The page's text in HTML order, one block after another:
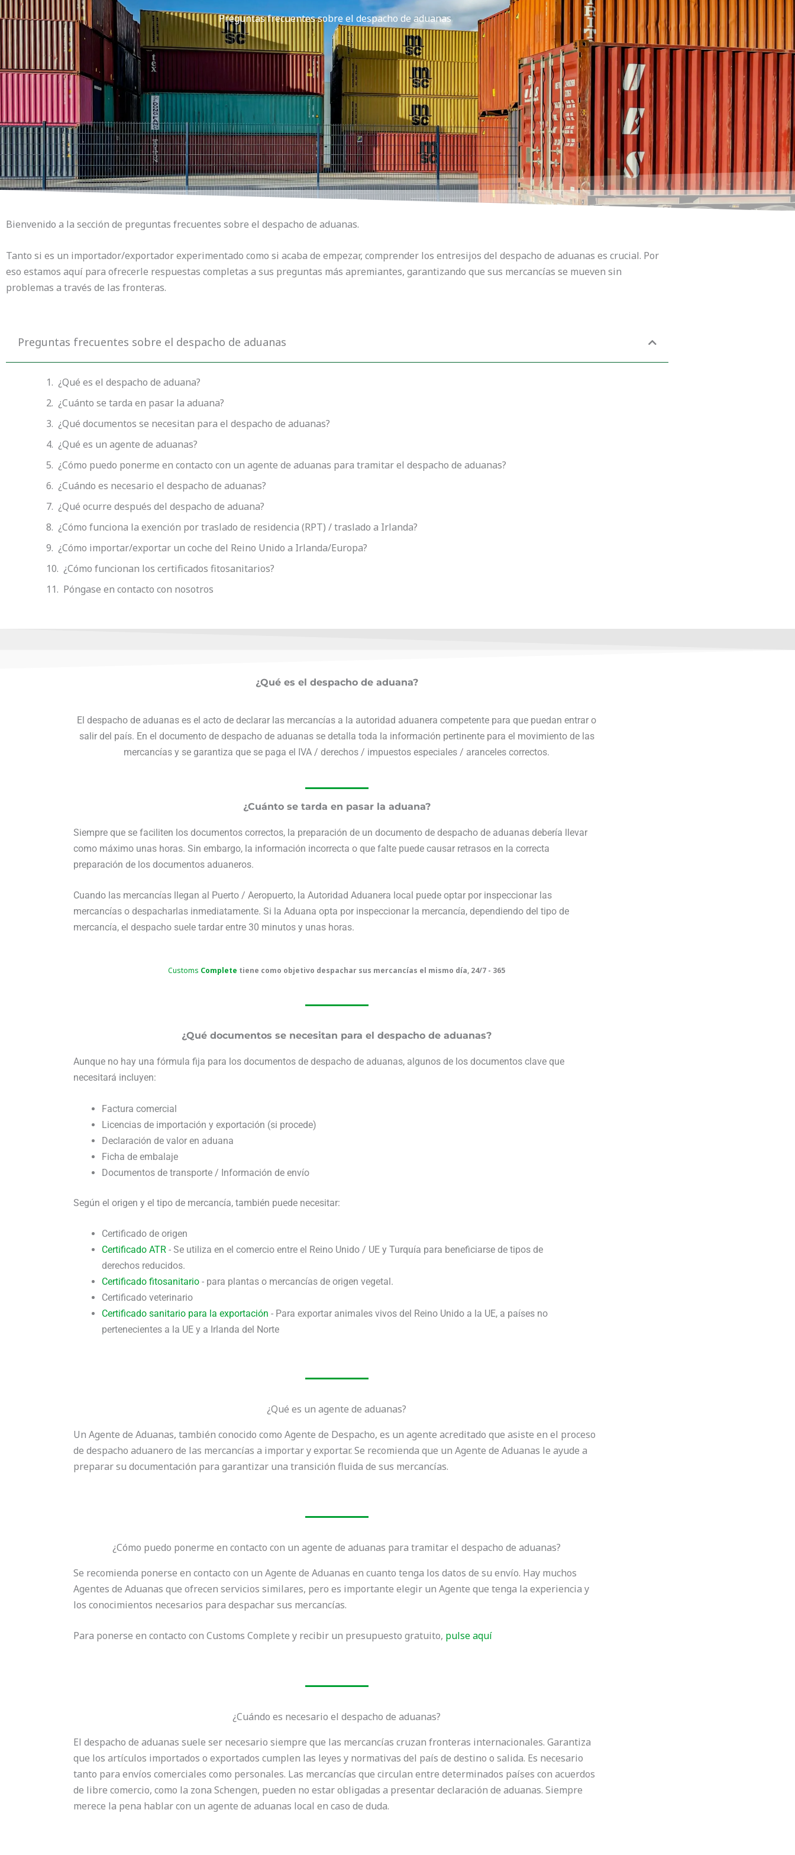
Preguntas frecuentes sobre el despacho de aduanas
Bienvenido a la sección de preguntas frecuentes sobre el despacho de aduanas.
Tanto si es un importador/exportador experimentado como si acaba de empezar, comprender los entresijos del despacho de aduanas es crucial. Por
eso estamos aquí para ofrecerle respuestas completas a sus preguntas más apremiantes, garantizando que sus mercancías se mueven sin
problemas a través de las fronteras.
Preguntas frecuentes sobre el despacho de aduanas
¿Qué es el despacho de aduana?
¿Cuánto se tarda en pasar la aduana?
¿Qué documentos se necesitan para el despacho de aduanas?
¿Qué es un agente de aduanas?
¿Cómo puedo ponerme en contacto con un agente de aduanas para tramitar el despacho de aduanas?
¿Cuándo es necesario el despacho de aduanas?
¿Qué ocurre después del despacho de aduana?
¿Cómo funciona la exención por traslado de residencia (RPT) / traslado a Irlanda?
¿Cómo importar/exportar un coche del Reino Unido a Irlanda/Europa?
¿Cómo funcionan los certificados fitosanitarios?
Póngase en contacto con nosotros
¿Qué es el despacho de aduana?
El despacho de aduanas es el acto de declarar las mercancías a la autoridad aduanera competente para que puedan entrar o
salir del país. En el documento de despacho de aduanas se detalla toda la información pertinente para el movimiento de las
mercancías y se garantiza que se paga el IVA / derechos / impuestos especiales / aranceles correctos.
¿Cuánto se tarda en pasar la aduana?
Siempre que se faciliten los documentos correctos, la preparación de un documento de despacho de aduanas debería llevar
como máximo unas horas. Sin embargo, la información incorrecta o que falte puede causar retrasos en la correcta
preparación de los documentos aduaneros.
Cuando las mercancías llegan al Puerto / Aeropuerto, la Autoridad Aduanera local puede optar por inspeccionar las
mercancías o despacharlas inmediatamente. Si la Aduana opta por inspeccionar la mercancía, dependiendo del tipo de
mercancía, el despacho suele tardar entre 30 minutos y unas horas.
Customs Complete tiene como objetivo despachar sus mercancías el mismo día, 24/7 - 365
¿Qué documentos se necesitan para el despacho de aduanas?
Aunque no hay una fórmula fija para los documentos de despacho de aduanas, algunos de los documentos clave que
necesitará incluyen:
Factura comercial
Licencias de importación y exportación (si procede)
Declaración de valor en aduana
Ficha de embalaje
Documentos de transporte / Información de envío
Según el origen y el tipo de mercancía, también puede necesitar:
Certificado de origen
Certificado ATR- Se utiliza en el comercio entre el Reino Unido / UE y Turquía para beneficiarse de tipos de
derechos reducidos.
Certificado fitosanitario- para plantas o mercancías de origen vegetal.
Certificado veterinario
Certificado sanitario para la exportación - Para exportar animales vivos del Reino Unido a la UE, a países no
pertenecientes a la UE y a Irlanda del Norte
¿Qué es un agente de aduanas?
Un Agente de Aduanas, también conocido como Agente de Despacho, es un agente acreditado que asiste en el proceso
de despacho aduanero de las mercancías a importar y exportar. Se recomienda que un Agente de Aduanas le ayude a
preparar su documentación para garantizar una transición fluida de sus mercancías.
¿Cómo puedo ponerme en contacto con un agente de aduanas para tramitar el despacho de aduanas?
Se recomienda ponerse en contacto con un Agente de Aduanas en cuanto tenga los datos de su envío. Hay muchos
Agentes de Aduanas que ofrecen servicios similares, pero es importante elegir un Agente que tenga la experiencia y
los conocimientos necesarios para despachar sus mercancías.
Para ponerse en contacto con Customs Complete y recibir un presupuesto gratuito, pulse aquí
¿Cuándo es necesario el despacho de aduanas?
El despacho de aduanas suele ser necesario siempre que las mercancías cruzan fronteras internacionales. Garantiza
que los artículos importados o exportados cumplen las leyes y normativas del país de destino o salida. Es necesario
tanto para envíos comerciales como personales. Las mercancías que circulan entre determinados países con acuerdos
de libre comercio, como la zona Schengen, pueden no estar obligadas a presentar declaración de aduanas. Siempre
merece la pena hablar con un agente de aduanas local en caso de duda.